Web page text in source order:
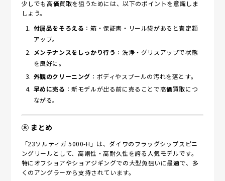
少しでも高価買取を狙うためには、以下のポイントを意識しま
しょう。
付属品をそろえる ：箱・保証書・リール袋があると査定額
アップ。
メンテナンスをしっかり行う ：洗浄・グリスアップで状態
を良好に。
外観のクリーニング ：ボディやスプールの汚れを落とす。
早めに売る ：新モデルが出る前に売ることで高価買取につ
ながる。
⑧ まとめ
「23ソルティガ 5000-H」は、ダイワのフラッグシップスピニ
ングリールとして、高剛性・高耐久性を誇る人気モデルです。
特にオフショアやショアジギングでの大型魚狙いに最適で、多
くのアングラーから支持されています。